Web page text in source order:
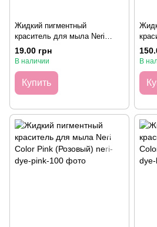
Жидкий пигментный
краситель для мыла Neri
Color Neon Orange (Неоновый
оранжевый), 10 грамм
19.00 грн
В наличии
Купить
В